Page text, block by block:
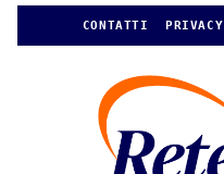
CONTATTI